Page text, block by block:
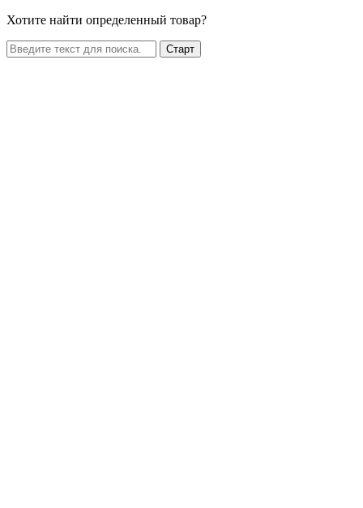
Хотите найти определенный товар?
Старт